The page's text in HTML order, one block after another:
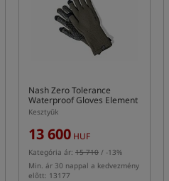
Nash Zero Tolerance
Waterproof Gloves Element
Kesztyűk
13 600 HUF
Kategória ár: 15 710 / -13%
Min. ár 30 nappal a kedvezmény
előtt: 13177